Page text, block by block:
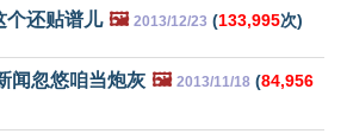
个还贴谱儿 🖼️ 2013/12/23 (133,995次)
闻忽悠咱当炮灰 🖼️ 2013/11/18 (84,956